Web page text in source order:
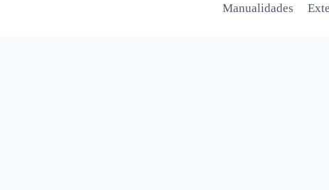
Manualidades